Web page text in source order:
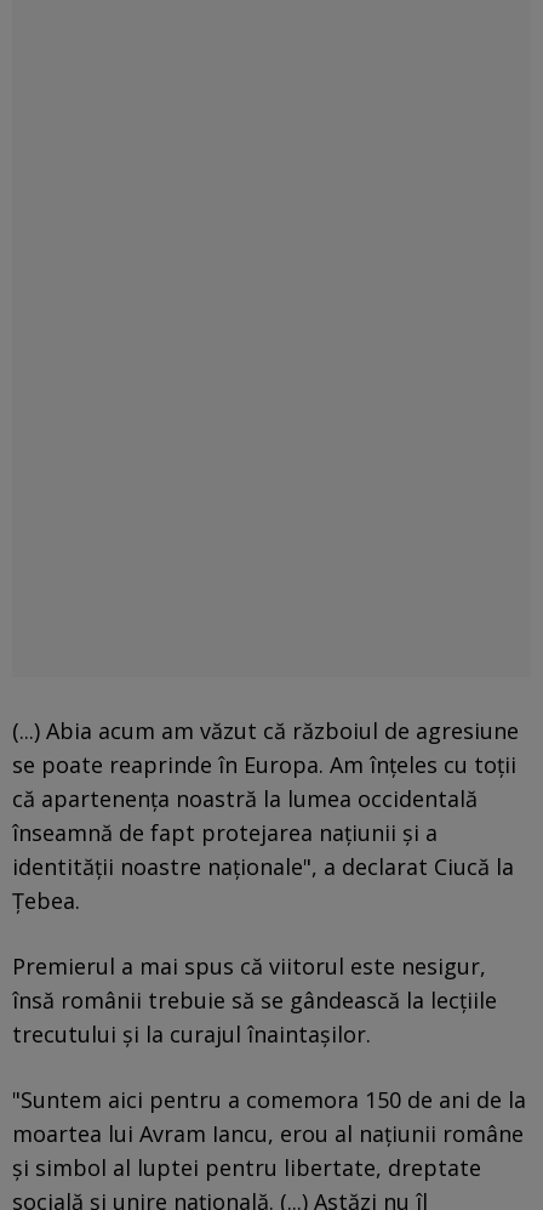
(...) Abia acum am văzut că războiul de agresiune
se poate reaprinde în Europa. Am înţeles cu toţii
că apartenenţa noastră la lumea occidentală
înseamnă de fapt protejarea naţiunii şi a
identităţii noastre naţionale", a declarat Ciucă la
Ţebea.
Premierul a mai spus că viitorul este nesigur,
însă românii trebuie să se gândească la lecţiile
trecutului şi la curajul înaintaşilor.
"Suntem aici pentru a comemora 150 de ani de la
moartea lui Avram Iancu, erou al naţiunii române
şi simbol al luptei pentru libertate, dreptate
socială şi unire naţională. (...) Astăzi nu îl